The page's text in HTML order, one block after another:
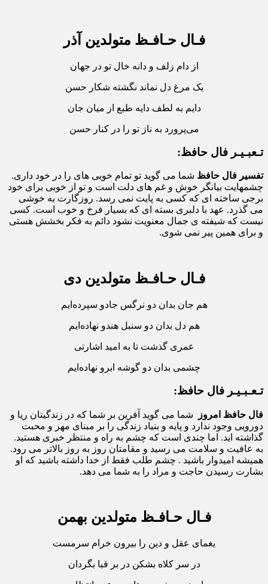
فـال حـافـظ متولدین آذر
از دام زلف و دانه خال تو در جهان
یک مرغ دل نماند نگشته شکار حسن
دایم به لطف دایه طبع از میان جان
می‌پرورد به ناز تو را در کنار حسن
تـعبـیـر فال حافظ:
تفسیر فال حافظ شما می گوید تو تمام خوبی های را در خود داری.
چشمهایت بیانگر خوش و غم های دلت است و تو از خوبی برای خود
برجی ساخته ای که کسی به پایت نمی رسد. روزگارت به خوشی
می گذرد. عهد با دلبری بسته ای که بسیار فرخ و خوب است. کسی
نیست که شیفته ی جمال معنویت نشود دائم به فکر بخشش هستی
و برای همین پیر نمی شوی.
فـال حـافـظ متولدین دی
هم جان بدان دو نرگس جادو سپرده‌ایم
هم دل بدان دو سنبل هندو نهاده‌ایم
عمری گذشت تا به امید اشارتی
چشمی بدان دو گوشه ابرو نهاده‌ایم
تـعـبـیـر فال حافظ:
فال حافظ امروز
شما می گوید آفرین بر شما که در زندگیتان ریا و
دورویی وجود ندارد و پایه و بنیاد زندگی را بر مبنای مهر و محبت
گذاشته اید. اما چندی است که چشم به راه و منتظر خبری هستید.
به عافیت و سلامت می رسید و مقامتان روز به روز بالاتر می رود.
همیشه امیدوار باشید . چشم طلب فقط از خدا داشته باشید که او
بشارت رسیدن حاجت و مراد را به شما می دهد.
فـال حـافـظ متولدین بهمن
یغمای عقل و دین را بیرون خرام سرمست
در سر کلاه بشکن در بر قبا بگردان